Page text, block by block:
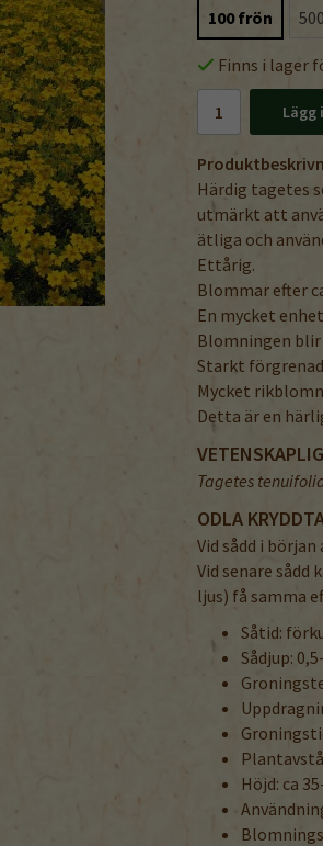
100 frön
Finns i lager
Lägg
Härdig tagetes
utmärkt att
ätliga och
Ettårig.
Blommar efter
En mycket
Blomningen
Starkt
Mycket
Detta är en
Tagetes
ODLA
Vid sådd i
Vid senare
ljus) få samma
Såtid:
Sådjup:
Höjd: ca